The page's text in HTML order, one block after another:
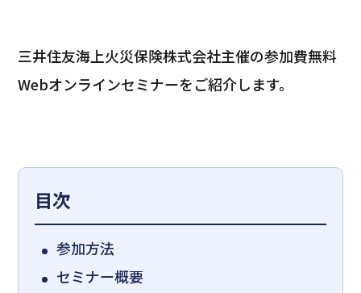
三井住友海上火災保険株式会社主催の参加費無料
Webオンラインセミナーをご紹介します。
目次
参加方法
セミナー概要